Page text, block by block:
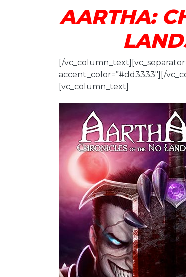
AARTHA:
[/
accent_color=”#dd3333″][/
[vc_column_text]